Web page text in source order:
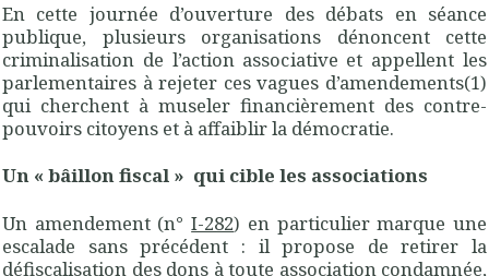
En cette journée d’ouverture des débats en séance
publique, plusieurs organisations dénoncent cette
criminalisation de l’action associative et appellent les
parlementaires à rejeter ces vagues d’amendements(1)
qui cherchent à museler financièrement des contre-
pouvoirs citoyens et à affaiblir la démocratie.
Un « bâillon fiscal » qui cible les associations
Un amendement (n°I-282) en particulier marque une
escalade sans précédent : il propose de retirer la
défiscalisation des dons à toute association condamnée,